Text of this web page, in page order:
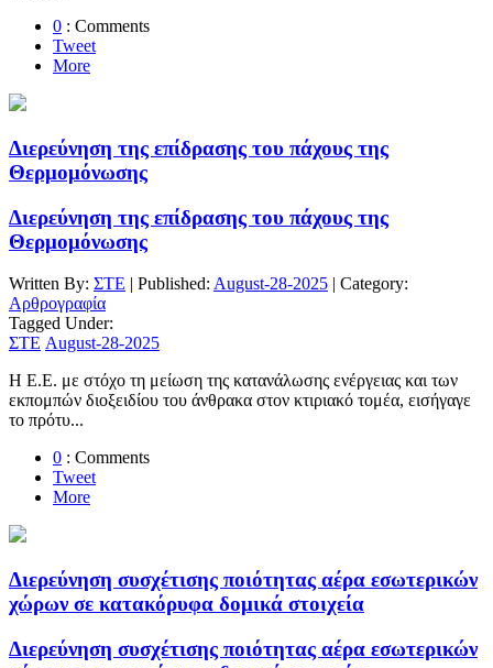
0 : Comments
Tweet
More
Διερεύνηση της επίδρασης του πάχους της
Θερμομόνωσης
Διερεύνηση της επίδρασης του πάχους της
Θερμομόνωσης
Written By: ΣΤΕ | Published: August-28-2025 | Category:
Αρθρογραφία
Tagged Under:
ΣΤΕ August-28-2025
Η Ε.Ε. με στόχο τη μείωση της κατανάλωσης ενέργειας και των
εκπομπών διοξειδίου του άνθρακα στον κτιριακό τομέα, εισήγαγε
το πρότυ...
0 : Comments
Tweet
More
Διερεύνηση συσχέτισης ποιότητας αέρα εσωτερικών
χώρων σε κατακόρυφα δομικά στοιχεία
Διερεύνηση συσχέτισης ποιότητας αέρα εσωτερικών